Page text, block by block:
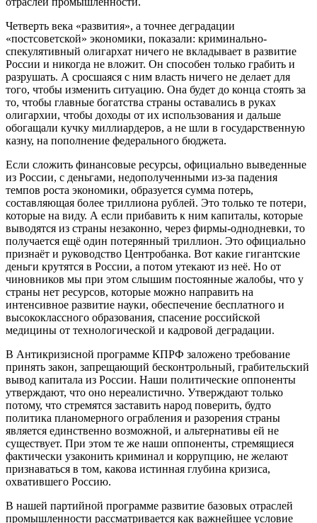
Четверть века «развития», а точнее деградации
«постсоветской» экономики, показали: криминально-
спекулятивный олигархат ничего не вкладывает в развитие
России и никогда не вложит. Он способен только грабить и
разрушать. А сросшаяся с ним власть ничего не делает для
того, чтобы изменить ситуацию. Она будет до конца стоять за
то, чтобы главные богатства страны оставались в руках
олигархии, чтобы доходы от их использования и дальше
обогащали кучку миллиардеров, а не шли в государственную
казну, на пополнение федерального бюджета.
Если сложить финансовые ресурсы, официально выведенные
из России, с деньгами, недополученными из-за падения
темпов роста экономики, образуется сумма потерь,
составляющая более триллиона рублей. Это только те потери,
которые на виду. А если прибавить к ним капиталы, которые
выводятся из страны незаконно, через фирмы-однодневки, то
получается ещё один потерянный триллион. Это официально
признаёт и руководство Центробанка. Вот какие гигантские
деньги крутятся в России, а потом утекают из неё. Но от
чиновников мы при этом слышим постоянные жалобы, что у
страны нет ресурсов, которые можно направить на
интенсивное развитие науки, обеспечение бесплатного и
высококлассного образования, спасение российской
медицины от технологической и кадровой деградации.
В Антикризисной программе КПРФ заложено требование
принять закон, запрещающий бесконтрольный, грабительский
вывод капитала из России. Наши политические оппоненты
утверждают, что оно нереалистично. Утверждают только
потому, что стремятся заставить народ поверить, будто
политика планомерного ограбления и разорения страны
является единственно возможной, и альтернативы ей не
существует. При этом те же наши оппоненты, стремящиеся
фактически узаконить криминал и коррупцию, не желают
признаваться в том, какова истинная глубина кризиса,
охватившего Россию.
В нашей партийной программе развитие базовых отраслей
промышленности рассматривается как важнейшее условие